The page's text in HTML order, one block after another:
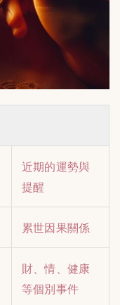
近期的運勢與
提醒
累世因果關係
財、情、健康
等個別事件